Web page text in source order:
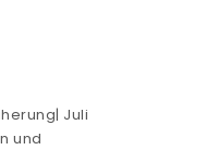
Juli
und